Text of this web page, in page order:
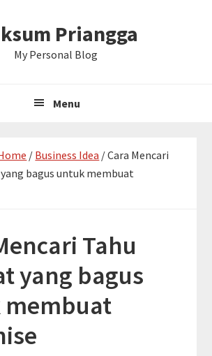
Priangga
My Personal Blog
Menu
/ Business Idea /Cara Mencari
bagus untuk membuat
Tahu
yang bagus